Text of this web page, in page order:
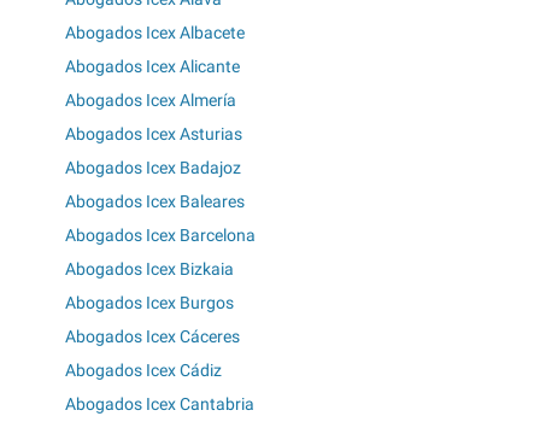
Abogados Icex Albacete
Abogados Icex Alicante
Abogados Icex Almería
Abogados Icex Asturias
Abogados Icex Badajoz
Abogados Icex Baleares
Abogados Icex Barcelona
Abogados Icex Bizkaia
Abogados Icex Burgos
Abogados Icex Cáceres
Abogados Icex Cádiz
Abogados Icex Cantabria